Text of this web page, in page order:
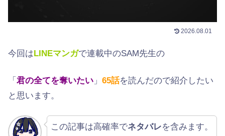
2026.08.01
今回はLINEマンガで連載中のSAM先生の
「 君の全てを奪いたい 」 65話を読んだので紹介したい
と思います。
この記事は高確率でネタバレを含みます。